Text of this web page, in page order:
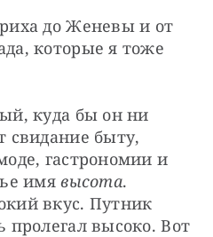
до Женевы и от
которые я тоже
куда бы он ни
свидание быту,
гастрономии и
имя высота.
вкус. Путник
пролегал высоко. Вот